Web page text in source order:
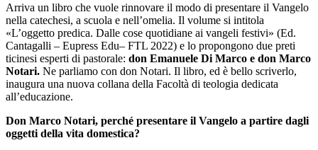
Arriva un libro che vuole rinnovare il modo di presentare il Vangelo
nella catechesi, a scuola e nell’omelia. Il volume si intitola
«L’oggetto predica. Dalle cose quotidiane ai vangeli festivi» (Ed.
Cantagalli – Eupress Edu– FTL 2022) e lo propongono due preti
ticinesi esperti di pastorale: don Emanuele Di Marco e don Marco
Notari. Ne parliamo con don Notari. Il libro, ed è bello scriverlo,
inaugura una nuova collana della Facoltà di teologia dedicata
all’educazione.
Don Marco Notari, perché presentare il Vangelo a partire dagli
oggetti della vita domestica?